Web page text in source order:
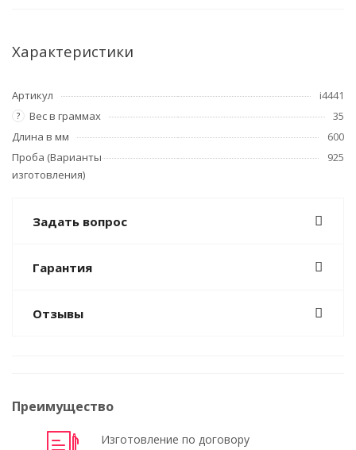
Характеристики
Артикул i4441
? Вес в граммах
35
Длина в мм
600
Проба (Варианты
изготовления)
925
Задать вопрос
Гарантия
Отзывы
Преимущество
Изготовление по договору